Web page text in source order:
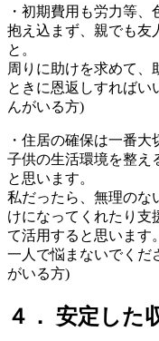
・初期費用も労力等
抱え込まず、親でも友
と。
周りに助けを求めて、
ときに恩返しすればい
んがいる方)
・住居の確保は一番大
子供の生活環境を整え
と思います。
私だったら、無理のな
けになってくれたり支
て活用すると思います。
一人で悩まないでくだ
がいる方)
４． 安定した